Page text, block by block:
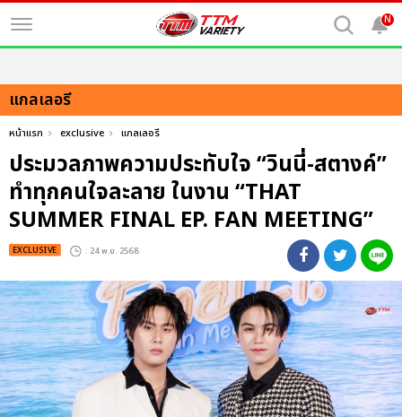
N
แกลเลอรี
หน้าแรก exclusive แกลเลอรี
ประมวลภาพความประทับใจ “วินนี่-สตางค์”
ทำทุกคนใจละลาย ในงาน “THAT
SUMMER FINAL EP. FAN MEETING”
EXCLUSIVE : 24 พ.ย. 2568